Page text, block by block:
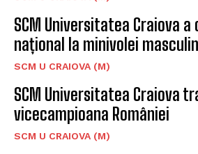
SCM Universitatea Craiova
național la minivolei masculin
SCM U CRAIOVA (M)
SCM Universitatea Craiova
vicecampioana României
SCM U CRAIOVA (M)